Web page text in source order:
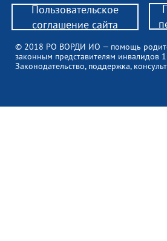
© 2018 РО ВОРДИ ИО — помощь
законным представителям
Законодательство, поддержка,
Пользовательское
соглашение сайта